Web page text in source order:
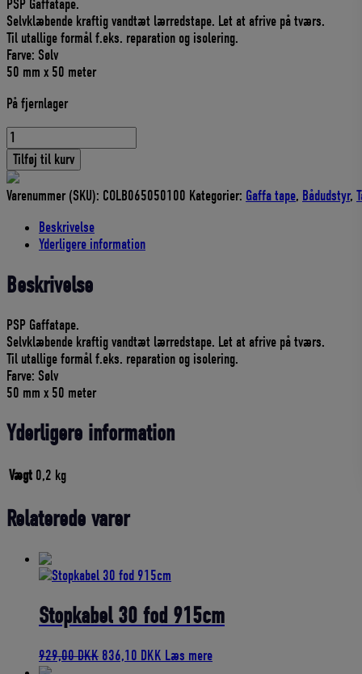
pris
var:
429,00 DKK.
er:
386,10 DKK.
PSP Gaffatape.
Selvklæbende kraftig vandtæt lærredstape. Let at afrive på tværs.
Til utallige formål f.eks. reparation og isolering.
Farve: Sølv
50 mm x 50 meter
På fjernlager
DUCKTAPE
50mm
x
50m
GRÅ
Tilføj til kurv
Varenummer (SKU): COLB065050100 Kategorier: Gaffa tape, Bådudstyr,
Beskrivelse
Yderligere information
Beskrivelse
PSP Gaffatape.
Selvklæbende kraftig vandtæt lærredstape. Let at afrive på tværs.
Til utallige formål f.eks. reparation og isolering.
Farve: Sølv
50 mm x 50 meter
Yderligere information
Vægt 0,2 kg
Relaterede varer
Stopkabel 30 fod 915cm
929,00DKK Den
836,10 DKK Den
Læs mere